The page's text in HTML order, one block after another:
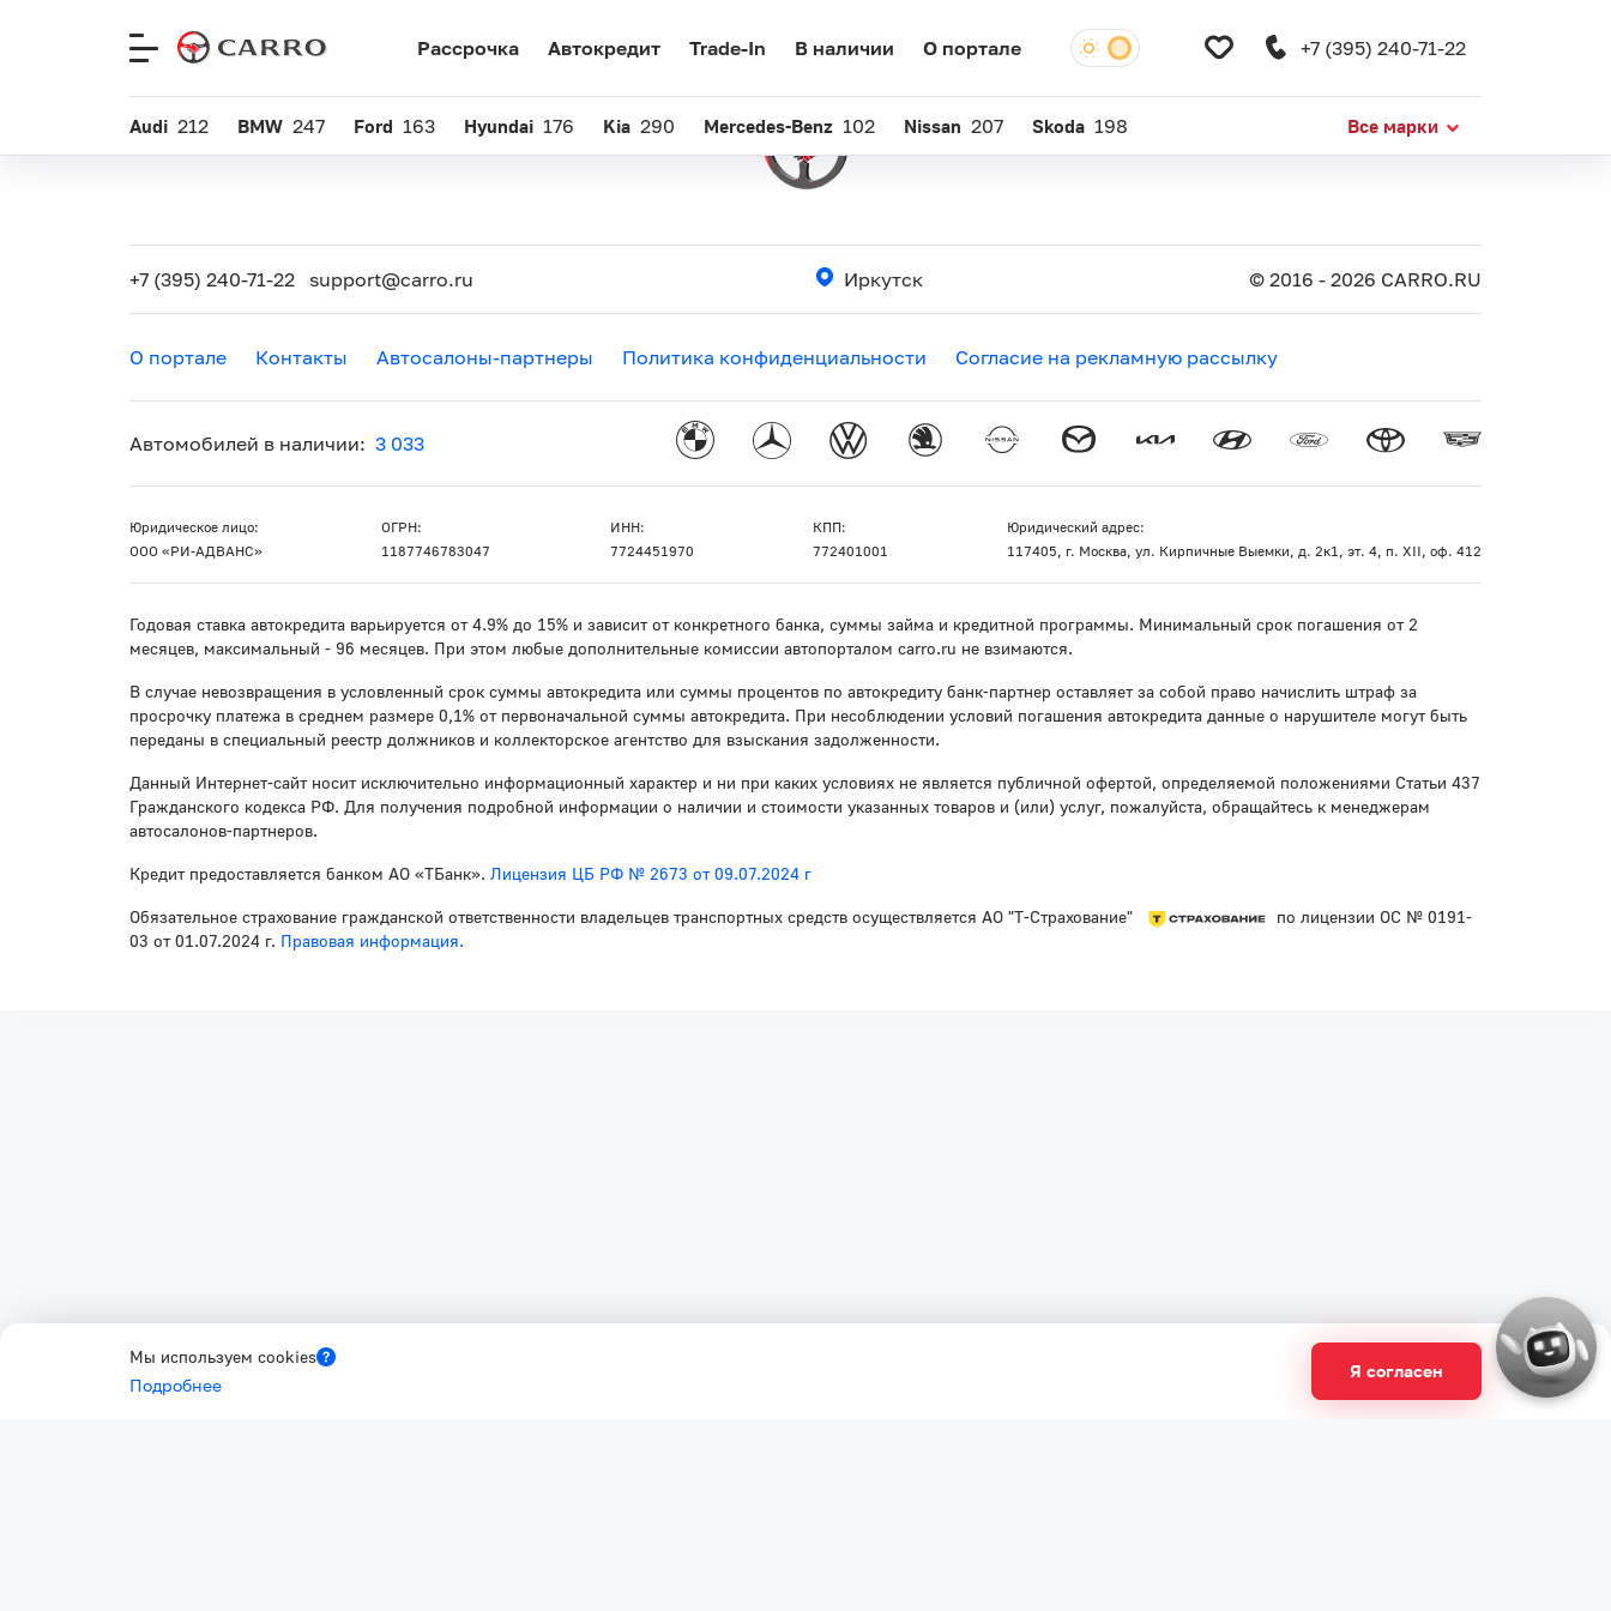
Рассрочка Автокредит Trade-In В наличии О портале +7 (395) 240-71-22
Audi 212 BMW 247 Ford 163 Hyundai 176 Kia 290 Mercedes-Benz 102 Nissan 207 Skoda 198 Все марки
+7 (395) 240-71-22 support@carro.ru Иркутск © 2016 - 2026 CARRO.RU
О портале Контакты Автосалоны-партнеры Политика конфиденциальности Согласие на рекламную рассылку
Автомобилей в наличии: 3 033
Юридическое лицо:
ООО «РИ-АДВАНС»
ОГРН:
1187746783047
ИНН:
7724451970
КПП:
772401001
Юридический адрес:
117405, г. Москва, ул. Кирпичные Выемки, д. 2к1, эт. 4, п. XII, оф. 412
Годовая ставка автокредита варьируется от 4.9% до 15% и зависит от конкретного банка, суммы займа и кредитной программы. Минимальный срок погашения от 2
месяцев, максимальный - 96 месяцев. При этом любые дополнительные комиссии автопорталом carro.ru не взимаются.
В случае невозвращения в условленный срок суммы автокредита или суммы процентов по автокредиту банк-партнер оставляет за собой право начислить штраф за
просрочку платежа в среднем размере 0,1% от первоначальной суммы автокредита. При несоблюдении условий погашения автокредита данные о нарушителе могут быть
переданы в специальный реестр должников и коллекторское агентство для взыскания задолженности.
Данный Интернет-сайт носит исключительно информационный характер и ни при каких условиях не является публичной офертой, определяемой положениями Статьи 437
Гражданского кодекса РФ. Для получения подробной информации о наличии и стоимости указанных товаров и (или) услуг, пожалуйста, обращайтесь к менеджерам
автосалонов-партнеров.
Кредит предоставляется банком АО «ТБанк». Лицензия ЦБ РФ № 2673 от 09.07.2024 г
Обязательное страхование гражданской ответственности владельцев транспортных средств осуществляется АО "Т-Страхование"
по лицензии ОС № 0191-
03 от 01.07.2024 г. Правовая информация.
Мы используем cookies
Подробнее
Я согласен